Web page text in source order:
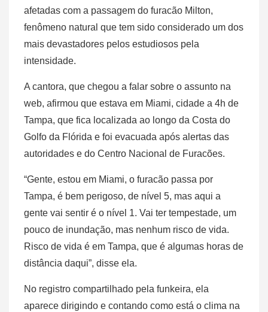
afetadas com a passagem do furacão Milton,
fenômeno natural que tem sido considerado um dos
mais devastadores pelos estudiosos pela
intensidade.
A cantora, que chegou a falar sobre o assunto na
web, afirmou que estava em Miami, cidade a 4h de
Tampa, que fica localizada ao longo da Costa do
Golfo da Flórida e foi evacuada após alertas das
autoridades e do Centro Nacional de Furacões.
“Gente, estou em Miami, o furacão passa por
Tampa, é bem perigoso, de nível 5, mas aqui a
gente vai sentir é o nível 1. Vai ter tempestade, um
pouco de inundação, mas nenhum risco de vida.
Risco de vida é em Tampa, que é algumas horas de
distância daqui”, disse ela.
No registro compartilhado pela funkeira, ela
aparece dirigindo e contando como está o clima na